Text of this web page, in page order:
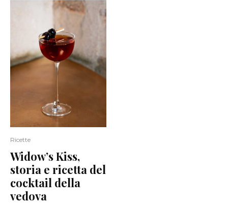
Ricette
Widow’s Kiss,
storia e ricetta del
cocktail della
vedova